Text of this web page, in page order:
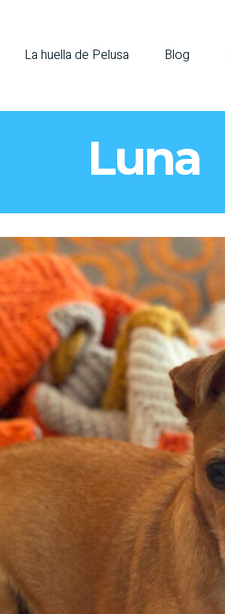
La huella de Pelusa Blog
Luna